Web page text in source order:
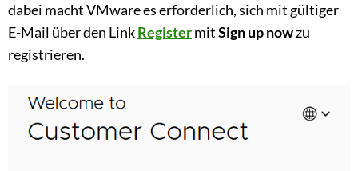
dabei macht VMware es erforderlich, sich mit gültiger
E-Mail über den LinkRegistermitSign up nowzu
registrieren.